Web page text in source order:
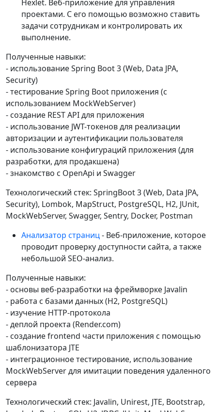
Hexlet. Веб-приложение для управления
проектами. С его помощью возможно ставить
задачи сотрудникам и контролировать их
выполнение.
Полученные навыки:
- использование Spring Boot 3 (Web, Data JPA,
Security)
- тестирование Spring Boot приложения (с
использованием MockWebServer)
- создание REST API для приложения
- использование JWT-токенов для реализации
авторизации и аутентификации пользователя
- использование конфигураций приложения (для
разработки, для продакшена)
- знакомство с OpenApi и Swagger
Технологический стек: SpringBoot 3 (Web, Data JPA,
Security), Lombok, MapStruct, PostgreSQL, H2, JUnit,
MockWebServer, Swagger, Sentry, Docker, Postman
Анализатор страниц- Веб-приложение, которое
проводит проверку доступности сайта, а также
небольшой SEO-анализ.
Полученные навыки:
- основы веб-разработки на фреймворке Javalin
- работа с базами данных (H2, PostgreSQL)
- изучение HTTP-протокола
- деплой проекта (Render.com)
- создание frontend части приложения с помощью
шаблонизатора JTE
- интеграционное тестирование, использование
MockWebServer для имитации поведения удаленного
сервера
Технологический стек: Javalin, Unirest, JTE, Bootstrap,